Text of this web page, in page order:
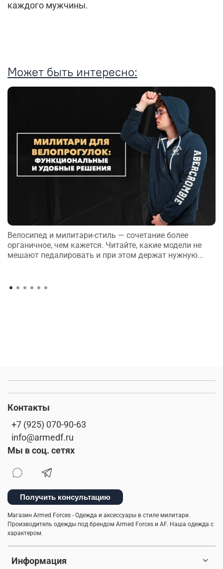
каждого мужчины.
Может быть интересно:
Велосипед и милитари-стиль — сочетание более
органичное, чем кажется. Читайте, какие модели не
мешают педалировать и при этом держат нужную...
Информация
Контакты
+7 (925) 070-90-63
info@armedf.ru
Мы в соц. сетях
Получить консультацию
Магазин Armed Forces - Одежда и аксессуары в стиле милитари.
Производитель одежды под брендом Armed Forces и AF. Наша одежда с
характером.